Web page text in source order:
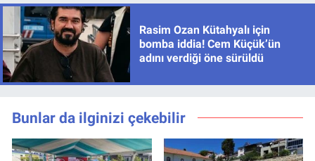
Rasim Ozan Kütahyalı için
bomba iddia! Cem Küçük’ün
adını verdiği öne sürüldü
Bunlar da ilginizi çekebilir